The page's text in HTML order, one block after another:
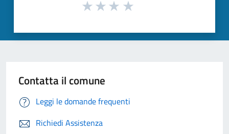
Contatta il comune
Leggi le domande frequenti
Richiedi Assistenza